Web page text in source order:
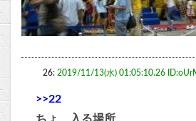
26: 2019/11/13(水) 01:05:10.26
>>22
ちょ、入る場所